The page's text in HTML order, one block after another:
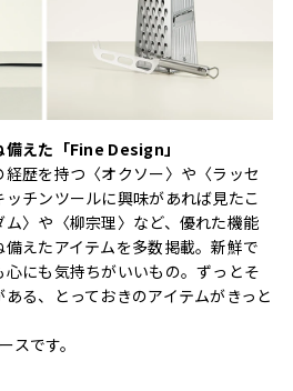
えた「Fine Design」
歴を持つ〈オクソー〉や〈ラッセ
チンツールに興味があれば見たこ
〉や〈柳宗理〉など、優れた機能
えたアイテムを多数掲載。新鮮で
にも気持ちがいいもの。ずっとそ
る、とっておきのアイテムがきっと
です。